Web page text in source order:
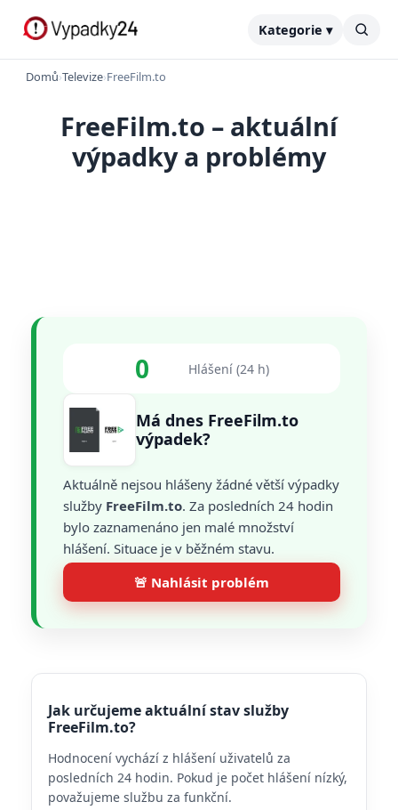
Kategorie ▾
Domů›Televize›FreeFilm.to
FreeFilm.to – aktuální
výpadky a problémy
0 Hlášení (24 h)
Má dnes FreeFilm.to
výpadek?
Aktuálně nejsou hlášeny žádné větší výpadky
služby FreeFilm.to. Za posledních 24 hodin
bylo zaznamenáno jen malé množství
hlášení. Situace je v běžném stavu.
🚨 Nahlásit problém
Jak určujeme aktuální stav služby
FreeFilm.to?
Hodnocení vychází z hlášení uživatelů za
posledních 24 hodin. Pokud je počet hlášení nízký,
považujeme službu za funkční.